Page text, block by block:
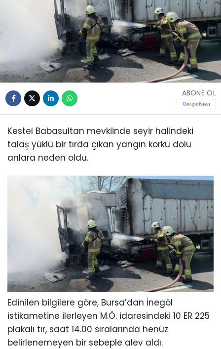
ABONE OL
Kestel Babasultan mevkiinde seyir halindeki
talaş yüklü bir tırda çıkan yangın korku dolu
anlara neden oldu.
Edinilen bilgilere göre, Bursa’dan İnegöl
istikametine ilerleyen M.Ö. idaresindeki 10 ER 225
plakalı tır, saat 14.00 sıralarında henüz
belirlenemeyen bir sebeple alev aldı.